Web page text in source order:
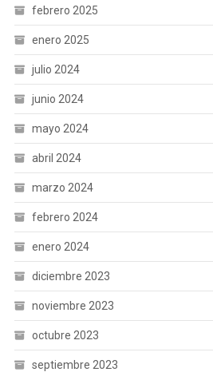
febrero 2025
enero 2025
julio 2024
junio 2024
mayo 2024
abril 2024
marzo 2024
febrero 2024
enero 2024
diciembre 2023
noviembre 2023
octubre 2023
septiembre 2023